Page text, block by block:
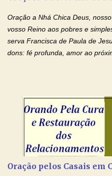
amo. Nós precisamos
espiritual, através do toque
ensanguentadas e infinitamente
apesar de toda a minha
Oração a Nhá Chica Deus,
vosso Reino aos pobres e
serva Francisca de Paula de
dons: fé profunda, amor ao
Senhor Jesus Cristo, vosso
Amém. Novena a Nhá Chica
celestiais através da intercessão
(Rezar durante nove dias
recorro a vós como intercessora
entregueis nas mãos do
Oração pelos Casais em